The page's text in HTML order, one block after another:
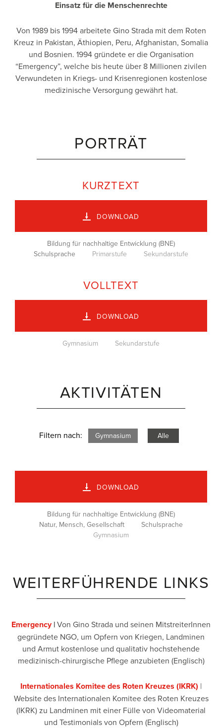
Einsatz für die Menschenrechte
Von 1989 bis 1994 arbeitete Gino Strada mit dem Roten
Kreuz in Pakistan, Äthiopien, Peru, Afghanistan, Somalia
und Bosnien. 1994 gründete er die Organisation
“Emergency”, welche bis heute über 8 Millionen zivilen
Verwundeten in Kriegs- und Krisenregionen kostenlose
medizinische Versorgung gewährt hat.
PORTRÄT
KURZTEXT
DOWNLOAD
Bildung für nachhaltige Entwicklung (BNE)
Schulsprache
Primarstufe Sekundarstufe
VOLLTEXT
DOWNLOAD
Gymnasium Sekundarstufe
AKTIVITÄTEN
Filtern nach: Gymnasium Alle
DOWNLOAD
Bildung für nachhaltige Entwicklung (BNE)
Natur, Mensch, Gesellschaft
Schulsprache
Gymnasium
WEITERFÜHRENDE LINKS
Emergency| Von Gino Strada und seinen MitstreiterInnen
gegründete NGO, um Opfern von Kriegen, Landminen
und Armut kostenlose und qualitativ hochstehende
medizinisch-chirurgische Pflege anzubieten (Englisch)
Internationales Komitee des Roten Kreuzes (IKRK) |
Website des Internationalen Komitee des Roten Kreuzes
(IKRK) zu Landminen mit einer Fülle von Videomaterial
und Testimonials von Opfern (Englisch)